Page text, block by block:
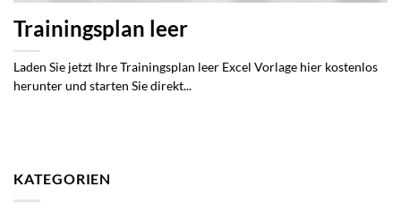
Trainingsplan leer
Laden Sie jetzt Ihre Trainingsplan leer Excel Vorlage hier kostenlos
herunter und starten Sie direkt...
KATEGORIEN